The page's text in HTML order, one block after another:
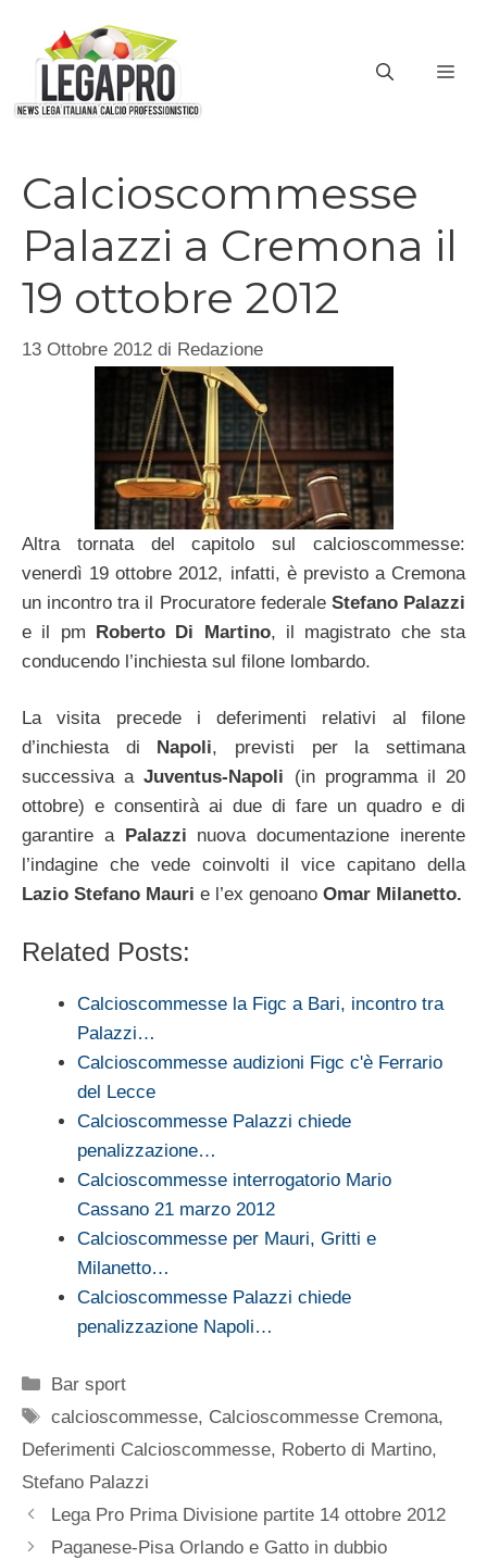
contenuto
Calcioscommesse
Palazzi a Cremona il
19 ottobre 2012
13 Ottobre 2012 di Redazione
Altra tornata del capitolo sul calcioscommesse:
venerdì 19 ottobre 2012, infatti, è previsto a Cremona
un incontro tra il Procuratore federale Stefano Palazzi
e il pm Roberto Di Martino, il magistrato che sta
conducendo l’inchiesta sul filone lombardo.
La visita precede i deferimenti relativi al filone
d’inchiesta di
Napoli, previsti per la settimana
successiva aJuventus-Napoli (in programma il 20
ottobre) e consentirà ai due di fare un quadro e di
garantire a
Palazzi nuova documentazione inerente
l’indagine che vede coinvolti il vice capitano della
Lazio Stefano Mauri e l’ex genoano Omar Milanetto.
Related Posts:
Calcioscommesse la Figc a Bari, incontro tra
Palazzi…
Calcioscommesse audizioni Figc c'è Ferrario
del Lecce
Calcioscommesse Palazzi chiede
penalizzazione…
Calcioscommesse interrogatorio Mario
Cassano 21 marzo 2012
Calcioscommesse per Mauri, Gritti e
Milanetto…
Calcioscommesse Palazzi chiede
penalizzazione Napoli…
Categorie
Bar sport
Tag
calcioscommesse, Calcioscommesse Cremona,
Deferimenti Calcioscommesse, Roberto di Martino,
Stefano Palazzi
Lega Pro Prima Divisione partite 14 ottobre 2012
Paganese-Pisa Orlando e Gatto in dubbio